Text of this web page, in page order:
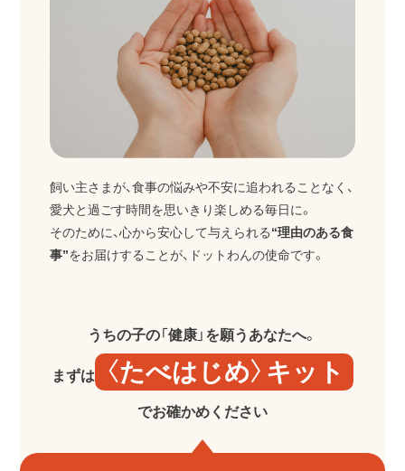
飼い主さまが、食事の悩みや不安に追われることなく、
愛犬と過ごす時間を思いきり楽しめる毎日に。
そのために、心から安心して与えられる“理由のある食
事”をお届けすることが、ドットわんの使命です。
うちの子の「健康」を願うあなたへ。
まずは 〈たべはじめ〉キット
でお確かめください